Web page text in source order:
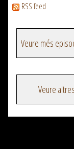
RSS feed
Veure